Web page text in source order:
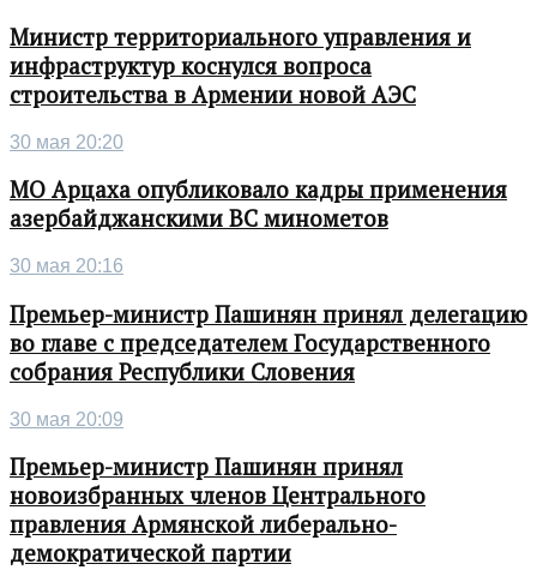
Министр территориального управления и
инфраструктур коснулся вопроса
строительства в Армении новой АЭС
30 мая 20:20
МО Арцаха опубликовало кадры применения
азербайджанскими ВС минометов
30 мая 20:16
Премьер-министр Пашинян принял делегацию
во главе с председателем Государственного
собрания Республики Словения
30 мая 20:09
Премьер-министр Пашинян принял
новоизбранных членов Центрального
правления Армянской либерально-
демократической партии